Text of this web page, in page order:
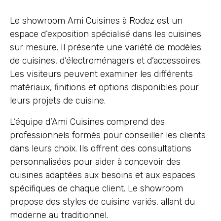
Le showroom Ami Cuisines à Rodez est un
espace d’exposition spécialisé dans les cuisines
sur mesure. Il présente une variété de modèles
de cuisines, d’électroménagers et d’accessoires.
Les visiteurs peuvent examiner les différents
matériaux, finitions et options disponibles pour
leurs projets de cuisine.
L’équipe d’Ami Cuisines comprend des
professionnels formés pour conseiller les clients
dans leurs choix. Ils offrent des consultations
personnalisées pour aider à concevoir des
cuisines adaptées aux besoins et aux espaces
spécifiques de chaque client. Le showroom
propose des styles de cuisine variés, allant du
moderne au traditionnel.